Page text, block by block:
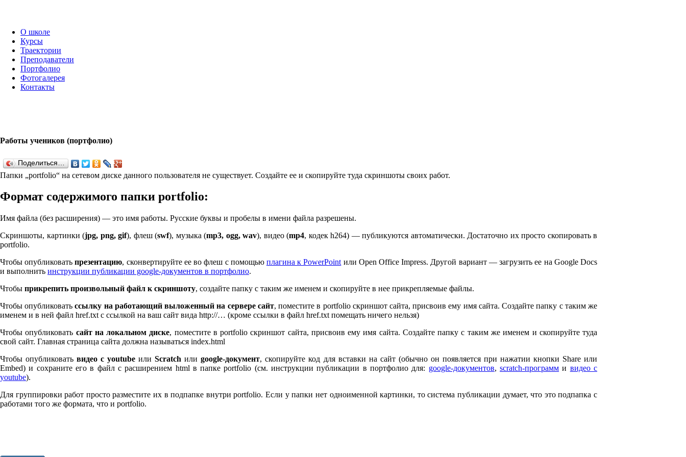
О школе
Курсы
Траектории
Преподаватели
Портфолио
Фотогалерея
Контакты
Работы учеников (портфолио)
Поделиться…
Папки „port­fo­lio“ на сетевом диске данного пользователя не существует. Создайте ее и скопируйте туда скриншоты своих работ.
Формат содержимого папки port­fo­lio:
Имя файла (без расширения) — это имя работы. Русские буквы и пробелы в имени файла разрешены.
Скриншоты, картинки (jpg, png, gif), флеш (swf), музыка (mp3, ogg, wav), видео (mp4, кодек h264) — публикуются автоматически. Достаточно их просто скопировать в
port­fo­lio.
Чтобы опубликоватьпрезентацию, сконвертируйте ее во флеш с помощью плагина к Pow­er­Point или Open Office Impress. Другой вариант — загрузить ее на Google Docs
и выполнить инструкции публикации google-документов в портфолио.
Чтобы прикрепить произвольный файл к скриншоту, создайте папку с таким же именем и скопируйте в нее прикрепляемые файлы.
Чтобы опубликоватьссылку на работающий выложенный на сервере сайт, поместите в port­fo­lio скриншот сайта, присвоив ему имя сайта. Создайте папку с таким же
именем и в ней файл href.txt с ссылкой на ваш сайт вида http://… (кроме ссылки в файл href.txt помещать ничего нельзя)
Чтобы опубликовать сайт на локальном диске, поместите в port­fo­lio скриншот сайта, присвоив ему имя сайта. Создайте папку с таким же именем и скопируйте туда
свой сайт. Главная страница сайта должна называться index.html
Чтобы опубликоватьвидео с youtube илиScratch илиgoogle-документ, скопируйте код для вставки на сайт (обычно он появляется при нажатии кнопки Share или
Embed) и сохраните его в файл с расширением html в папке port­fo­lio (см. инструкции публикации в портфолио для: google-документов,scratch-программ и видео с
youtube).
Для группировки работ просто разместите их в подпапке внутри port­fo­lio. Если у папки нет одноименной картинки, то система публикации думает, что это подпапка с
работами того же формата, что и port­fo­lio.